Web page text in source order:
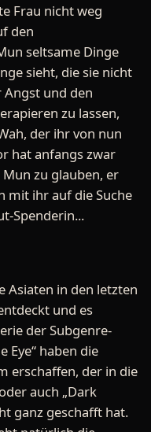
Frau nicht weg
den
seltsame Dinge
sieht, die sie nicht
Angst und den
zu lassen,
der ihr von nun
hat anfangs zwar
zu glauben, er
mit ihr auf die Suche
Spenderin...
Asiaten in den letzten
und es
der Subgenre-
Eye“ haben die
erschaffen, der in die
auch „Dark
ganz geschafft hat.